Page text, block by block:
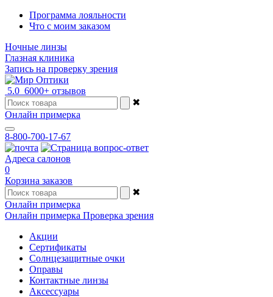
Программа лояльности
Что с моим заказом
Ночные линзы
Глазная клиника
Запись на проверку зрения
5.0 6000+ отзывов
✖
Онлайн примерка
8-800-700-17-67
Адреса салонов
0
Корзина заказов
✖
Онлайн примерка
Онлайн примерка Проверка зрения
Акции
Сертификаты
Солнцезащитные очки
Оправы
Контактные линзы
Аксессуары